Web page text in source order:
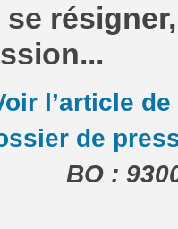
se
l’article
de
BO :